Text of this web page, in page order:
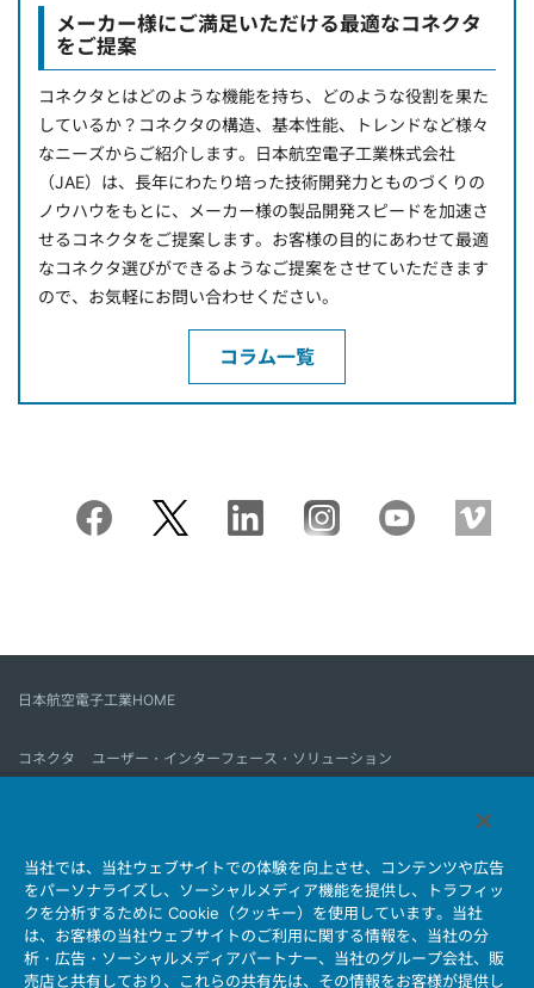
メーカー様にご満足いただける最適なコネクタ
をご提案
コネクタとはどのような機能を持ち、どのような役割を果た
しているか？コネクタの構造、基本性能、トレンドなど様々
なニーズからご紹介します。日本航空電子工業株式会社
（JAE）は、長年にわたり培った技術開発力とものづくりの
ノウハウをもとに、メーカー様の製品開発スピードを加速さ
せるコネクタをご提案します。お客様の目的にあわせて最適
なコネクタ選びができるようなご提案をさせていただきます
ので、お気軽にお問い合わせください。
コラム一覧
日本航空電子工業HOME
コネクタ
ユーザー・インターフェース・ソリューション
会社情報 サステナビリティ IR情報 採用情報
会社情報新着一覧
製品情報新着一覧
サイトマップ お問い合わせ
当社では、当社ウェブサイトでの体験を向上させ、コンテンツや広告
をパーソナライズし、ソーシャルメディア機能を提供し、トラフィッ
クを分析するために Cookie（クッキー）を使用しています。当社
は、お客様の当社ウェブサイトのご利用に関する情報を、当社の分
析・広告・ソーシャルメディアパートナー、当社のグループ会社、販
売店と共有しており、これらの共有先は、その情報をお客様が提供し